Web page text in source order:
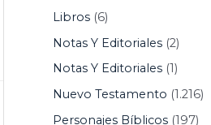
Libros(6)
Notas Y Editoriales(2)
Notas Y Editoriales(1)
Nuevo Testamento (1.216)
Personajes Bíblicos(197)